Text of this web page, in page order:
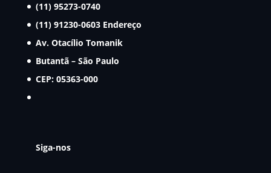
(11) 95273-0740
(11) 91230-0603 Endereço
Av. Otacílio Tomanik
Butantã – São Paulo
CEP: 05363-000
Siga-nos